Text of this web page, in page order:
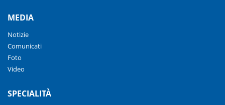
MEDIA
Notizie
Comunicati
Foto
Video
SPECIALITÀ